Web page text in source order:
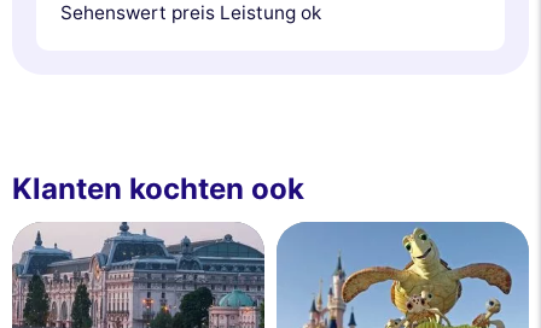
Sehenswert preis Leistung ok
Klanten kochten ook